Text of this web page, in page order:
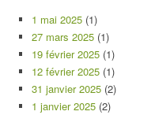
1 mai 2025 (1)
27 mars 2025 (1)
19 février 2025 (1)
12 février 2025 (1)
31 janvier 2025 (2)
1 janvier 2025 (2)